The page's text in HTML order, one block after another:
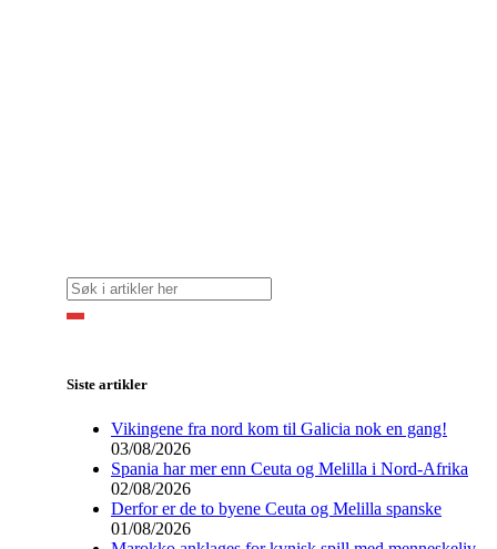
Siste artikler
Vikingene fra nord kom til Galicia nok en gang!
03/08/2026
Spania har mer enn Ceuta og Melilla i Nord-Afrika
02/08/2026
Derfor er de to byene Ceuta og Melilla spanske
01/08/2026